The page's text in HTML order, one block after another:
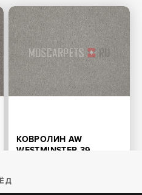
КОВРОЛИН AW
WESTMINSTER 39